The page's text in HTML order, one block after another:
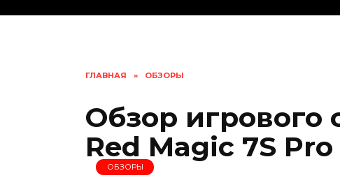
ГЛАВНАЯ » ОБЗОРЫ
Обзор игрового
Red Magic 7S Pro
ОБЗОРЫ